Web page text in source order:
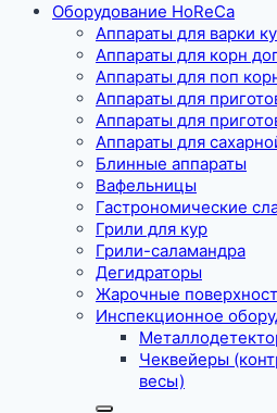
Оборудование HoReCa
Аппараты для варки
Аппараты для корн
Аппараты для поп
Аппараты для
Аппараты для
Аппараты для
Блинные аппараты
Вафельницы
Гастрономические
Грили для кур
Грили-саламандра
Дегидраторы
Жарочные
Инспекционное
Чеквейеры
весы)